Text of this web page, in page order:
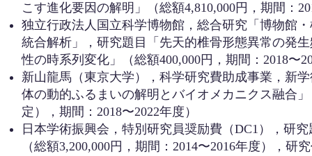
こす進化要因の解明」（総額4,810,000円，期間：
独立行政法人国立科学博物館，総合研究「博物館
統合解析」，研究題目「先天的椎骨形態異常の発
性の時系列変化」（総額400,000円，期間：2018〜
新山龍馬（東京大学），科学研究費助成事業，新
体の動的ふるまいの解明とバイオメカニクス融合
定），期間：2018〜2022年度）
日本学術振興会，特別研究員奨励費（DC1），研
（総額3,200,000円，期間：2014〜2016年度），研